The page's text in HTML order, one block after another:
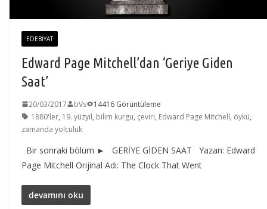
EDEBIYAT
Edward Page Mitchell’dan ‘Geriye Giden
Saat’
20/03/2017 bVs
14416 Görüntüleme
1880'ler, 19. yüzyıl, bilim kurgu, çeviri, Edward Page Mitchell, öykü,
zamanda yolculuk
Bir sonraki bölüm ► GERİYE GİDEN SAAT Yazan: Edward
Page Mitchell Orijinal Adı: The Clock That Went
devamını oku